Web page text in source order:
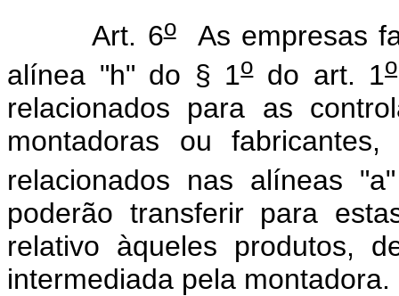
Art. 6oAs empresas
alínea "h" do § 1odo art. 1o
relacionados para as
montadoras ou
relacionados nas alíneas
poderão transferir para
relativo àqueles produtos,
intermediada pela montadora.